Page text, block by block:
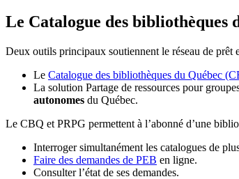
Le Catalogue des bibliothèques
Deux outils principaux soutiennent le réseau de prêt
Le Catalogue des bibliothèques du Québec
La solution Partage de ressources pour
autonomes du Québec.
Le CBQ et PRPG permettent à l’abonné d’une
Interroger simultanément les catalogues de
Faire des demandes de PEB en ligne.
Consulter l’état de ses demandes.